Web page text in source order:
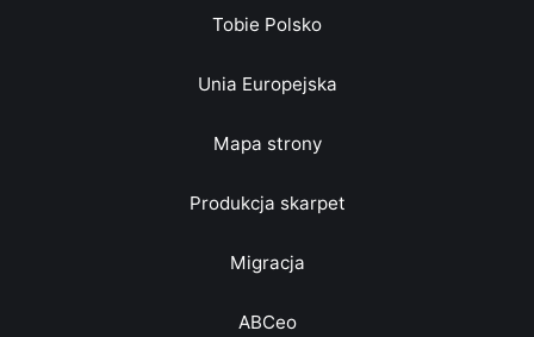
Tobie Polsko
Unia Europejska
Mapa strony
Produkcja skarpet
Migracja
ABCeo